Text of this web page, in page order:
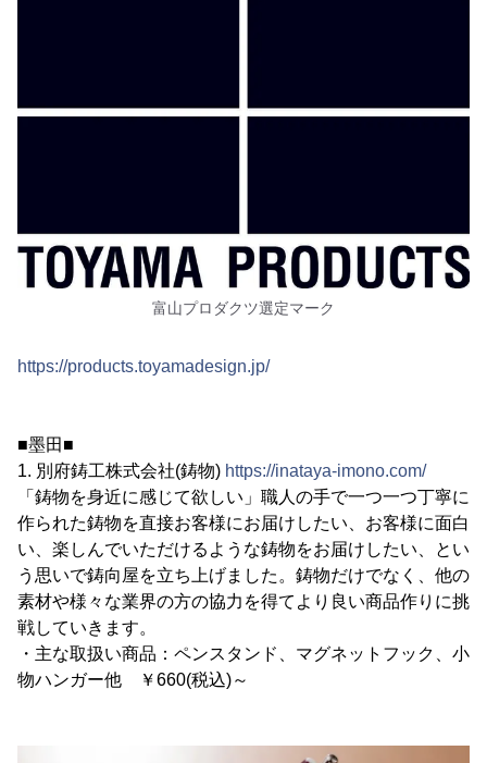
富山プロダクツ選定マーク
https://products.toyamadesign.jp/
■墨田■
1. 別府鋳工株式会社(鋳物) https://inataya-imono.com/
「鋳物を身近に感じて欲しい」職人の手で一つ一つ丁寧に
作られた鋳物を直接お客様にお届けしたい、お客様に面白
い、楽しんでいただけるような鋳物をお届けしたい、とい
う思いで鋳向屋を立ち上げました。鋳物だけでなく、他の
素材や様々な業界の方の協力を得てより良い商品作りに挑
戦していきます。
・主な取扱い商品：ペンスタンド、マグネットフック、小
物ハンガー他 ￥660(税込)～